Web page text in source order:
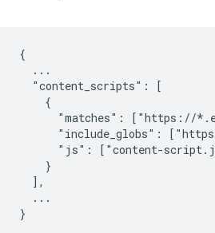
{
  ...
  "content_scripts": [
    {
"matches": ["https://
"include_globs":
"js": ["content-
    }
  ],
  ...